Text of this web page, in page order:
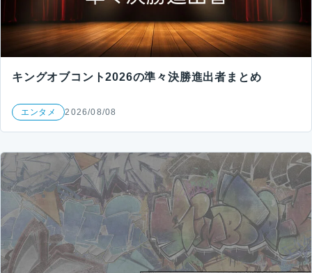
キングオブコント2026の準々決勝進出者まとめ
エンタメ 2026/08/08